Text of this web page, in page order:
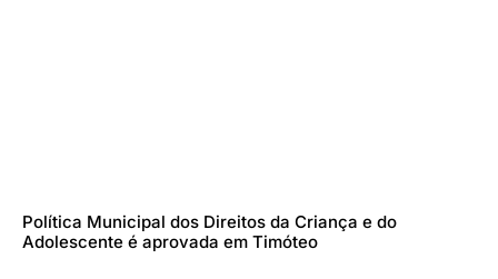
Política Municipal dos Direitos da Criança e do
Adolescente é aprovada em Timóteo